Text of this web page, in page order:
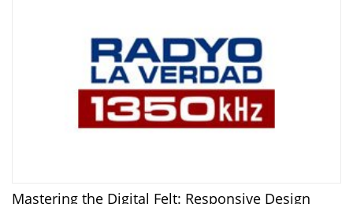
Mastering the Digital Felt: Responsive Design